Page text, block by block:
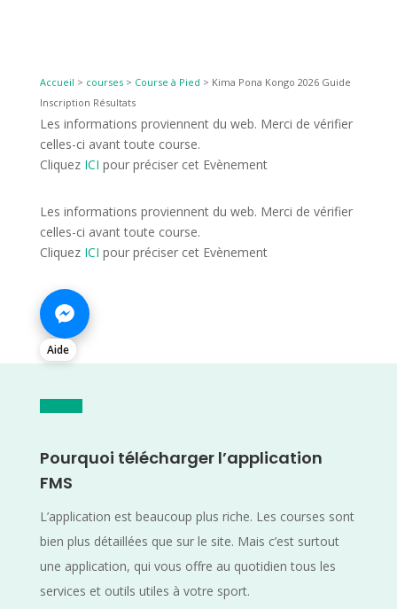
Accueil > courses> Course à Pied > Kima Pona Kongo 2026 Guide
Inscription Résultats
Les informations proviennent du web. Merci de vérifier
celles-ci avant toute course.
Cliquez ICI pour préciser cet Evènement
Les informations proviennent du web. Merci de vérifier
celles-ci avant toute course.
Cliquez ICI pour préciser cet Evènement
Aide
Pourquoi télécharger l’application
FMS
L’application est beaucoup plus riche. Les courses sont
bien plus détaillées que sur le site. Mais c’est surtout
une application, qui vous offre au quotidien tous les
services et outils utiles à votre sport.